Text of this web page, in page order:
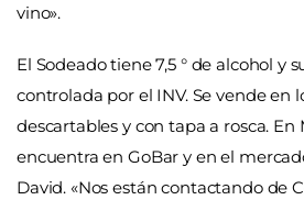
vino».
El Sodeado tiene 7,5 ° de alcohol y
controlada por el INV. Se vende en
descartables y con tapa a rosca.
encuentra en GoBar y en el
David. «Nos están contactando de